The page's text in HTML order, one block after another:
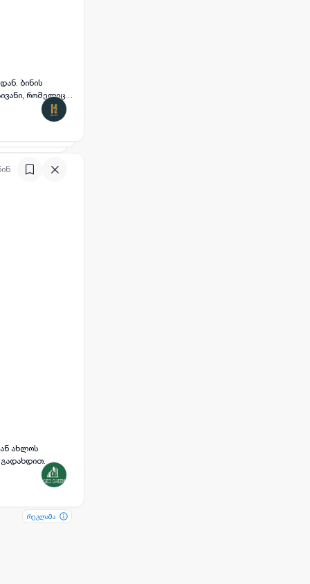
ბინის
რომელიც
კომფორტულ და
ატმოსფეროს.
რეკლამა
რეკლამა